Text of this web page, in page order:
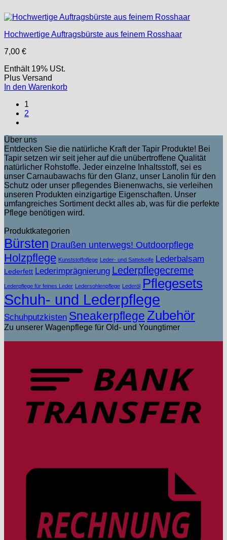
Hochwertige Auftragsbürste aus feinem Rosshaar
7,00 €
Enthält 19% USt.
Plus Versand
In den Warenkorb
1
2
Über uns
Entdecken Sie die natürliche Kraft der Tapir Produkte! Bei
Tapir setzen wir seit jeher auf die unübertroffene Qualität
natürlicher Rohstoffe. Jeder einzelne Inhaltsstoff, sei es
unser Carnaubawachs für den Glanz, unser Lanolin für den
Schutz oder unser pflegendes Bienenwachs, sie verleihen
unseren Produkten einzigartige Eigenschaften. Unser
umfangreiches Sortiment deckt alles ab, was für die perfekte
Pflege benötigen wird.
Produktkategorien
Bürsten Draußen unterwegs! Outdoorpflege
Holzpflege Kunststoffpflege Leder- und Sattelseife Lederbalsam
Lederfett Lederimprägnierung Lederpflegecreme
Lederpflege für feines Leder Ledersohlenpflege Lederöl Pflegesets
Schuh- und Lederpflege
Schuhputzkisten Sneakerpflege Zubehör
Zu unserer Wagenpflege für Old- und Youngtimer